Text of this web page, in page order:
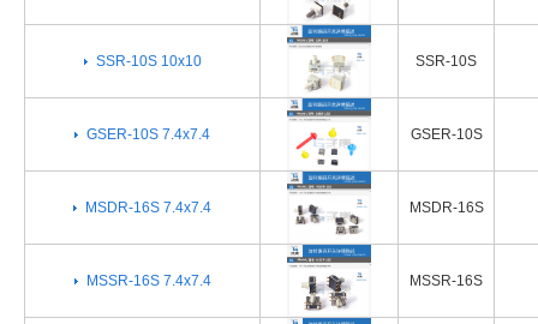
SSR-10S 10x10 SSR-10S
GSER-10S 7.4x7.4 GSER-10S
MSDR-16S 7.4x7.4 MSDR-16S
MSSR-16S 7.4x7.4 MSSR-16S